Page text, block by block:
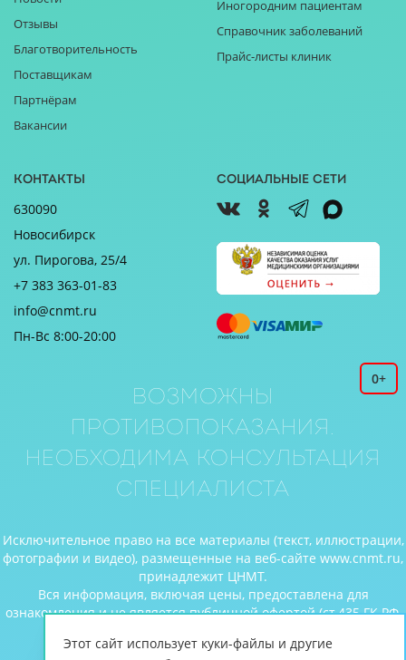
Отзывы
Благотворительность
Поставщикам
Партнёрам
Вакансии
Иногородним пациентам
Справочник заболеваний
Прайс-листы клиник
Контакты
630090
Новосибирск
ул. Пирогова, 25/4
+7 383 363-01-83
info@cnmt.ru
Пн-Вс 8:00-20:00
Социальные сети
0+
Возможны
противопоказания.
Необходима консультация
специалиста
Исключительное право на все материалы (текст, иллюстрации,
фотографии и видео), размещенные на веб-сайте www.cnmt.ru,
принадлежит ЦНМТ.
Вся информация, включая цены, предоставлена для
ознакомления и не является публичной офертой (ст.435 ГК РФ,
© Центр новых медицинских технологий, 2026
Этот сайт использует куки-файлы и другие